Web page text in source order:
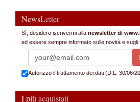
NewsLetter
Sì, desidero iscrivermi alla newsletter di
ed essere sempre informato sulle novità e sugli
Autorizzo il trattamento dei dati (D.L. 30/06/
I più acquistati